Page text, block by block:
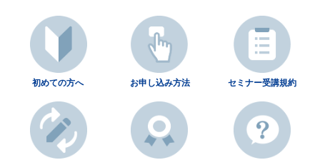
初めての方へ お申し込み方法 セミナー受講規約